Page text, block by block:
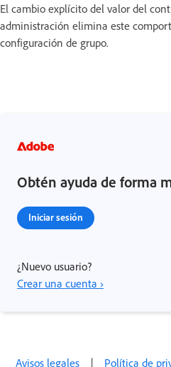
El cambio explícito del valor del
administración elimina este
configuración de grupo.
Obtén ayuda de forma
Iniciar sesión
¿Nuevo usuario?
Crear una cuenta ›
Avisos legales | Política de